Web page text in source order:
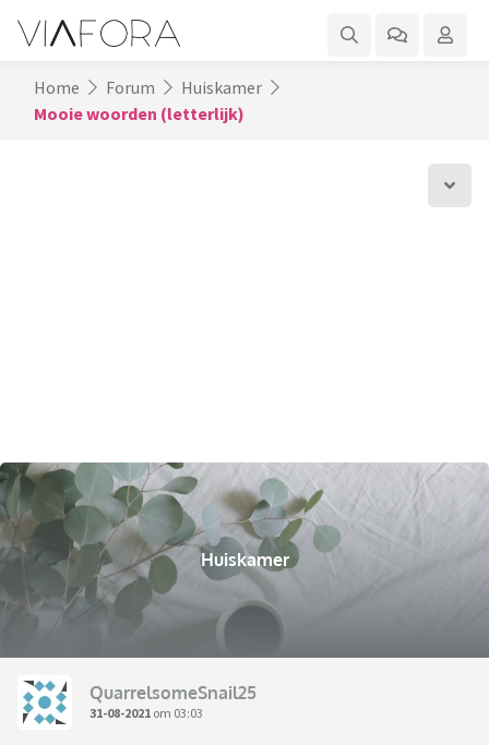
Home Forum
Huiskamer
Mooie woorden (letterlijk)
Huiskamer
QuarrelsomeSnail25
31-08-2021 om 03:03